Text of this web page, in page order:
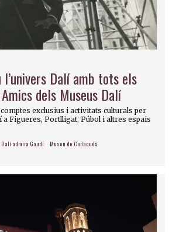
Dalí amb tots els
dels Museus Dalí
exclusius i activitats culturals per
Figueres, Portlligat, Púbol i altres espais
Dalí admira Gaudí
Museu de Cadaqués